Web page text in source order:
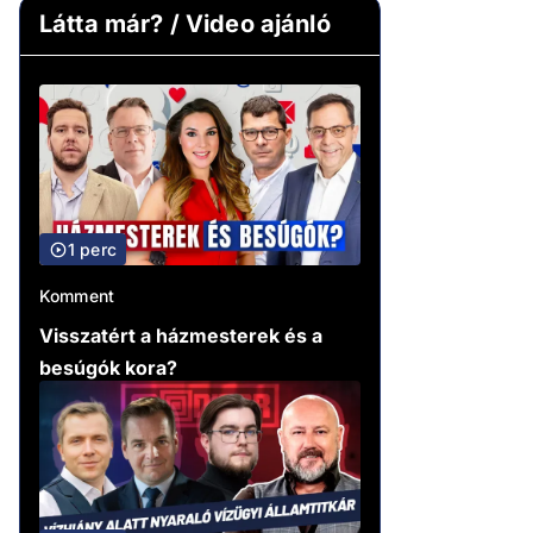
Látta már? / Video ajánló
1 perc
Komment
Visszatért a házmesterek és a
besúgók kora?